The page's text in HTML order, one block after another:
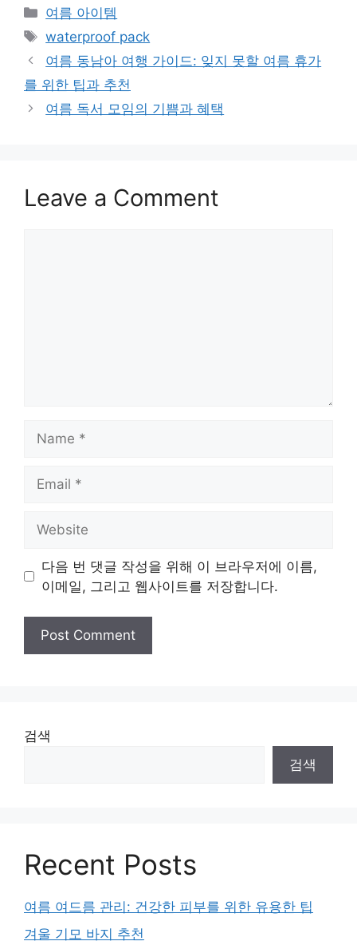
Categories
여름 아이템
Tags
waterproof pack
여름 동남아 여행 가이드: 잊지 못할 여름 휴가
를 위한 팁과 추천
여름 독서 모임의 기쁨과 혜택
Leave a Comment
다음 번 댓글 작성을 위해 이 브라우저에 이름,
이메일, 그리고 웹사이트를 저장합니다.
검색
검색
Recent Posts
여름 여드름 관리: 건강한 피부를 위한 유용한 팁
겨울 기모 바지 추천